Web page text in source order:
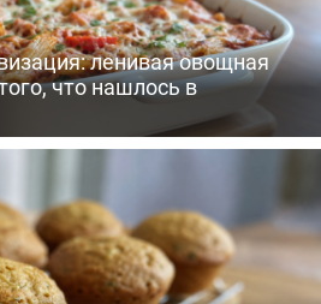
ленивая овощная
что нашлось в